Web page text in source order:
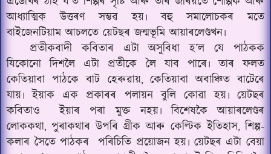
আধ্যাত্মিক উত্তৰণ সম্ভৱ হয়৷ বহু সমালোচকৰ মতে
বাইজেনটিয়াম আচলতে য়েটছৰ জন্মভূমি আয়াৰলেণ্ডখন৷
প্ৰতীকবাদী কবিতাৰ এটা অসুবিধা হ’ল যে পাঠকক
যিকোনো দিশলৈ এটা প্ৰতীকে লৈ যাব পাৰে৷ তাৰ ফলত
কেতিয়াবা পাঠকে বাট হেৰুৱায়, কেতিয়াবা অবাঞ্চিত বাটেৰে
যায়৷ ইয়াক এক প্ৰকাৰৰ পলায়ন বুলি কোৱা হয়৷ য়েটছৰ
কবিতাও
ইয়াৰ পৰা মুক্ত নহয়৷ বিশেষকৈ আয়াৰলেণ্ডৰ
লোককথা, পুৰাকথাৰ উপৰি গ্ৰীক আৰু কেল্টিক ইতিহাস,শিল্প-
কলাৰ সৈতে পাঠকৰ পৰিচিতি প্ৰয়োজন হয়৷ য়েটছৰ এটা বেয়া